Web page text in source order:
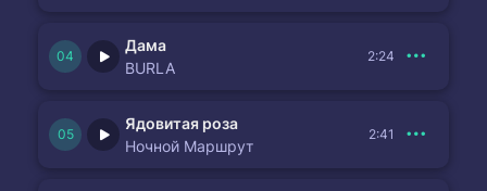
Дама
BURLA
2:24
Ядовитая роза
Ночной Маршрут
2:41